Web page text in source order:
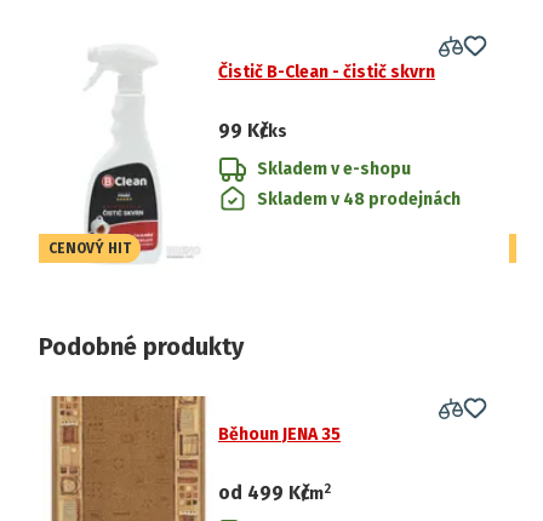
CENOVÝ HIT
Čistič B-Clean - čistič skvrn
99 Kč/ks
Skladem v e-shopu
Skladem v 48 prodejnách
Podobné produkty
Běhoun JENA 35
od 499 Kč
/m2